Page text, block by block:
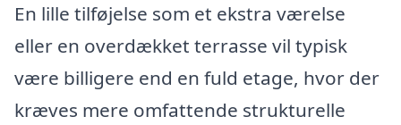
En lille tilføjelse som et ekstra værelse
eller en overdækket terrasse vil typisk
være billigere end en fuld etage, hvor der
kræves mere omfattende strukturelle